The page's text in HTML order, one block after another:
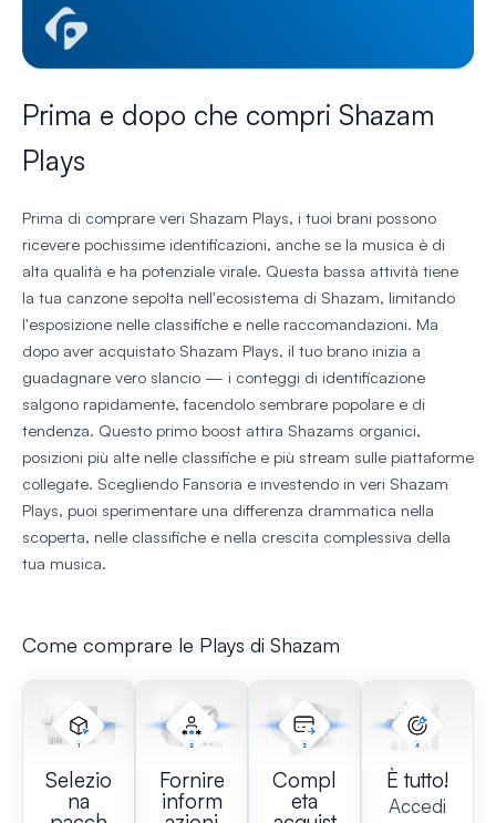
Prima e dopo che compri Shazam
Plays
Prima di comprare veri Shazam Plays, i tuoi brani possono
ricevere pochissime identificazioni, anche se la musica è di
alta qualità e ha potenziale virale. Questa bassa attività tiene
la tua canzone sepolta nell'ecosistema di Shazam, limitando
l'esposizione nelle classifiche e nelle raccomandazioni. Ma
dopo aver acquistato Shazam Plays, il tuo brano inizia a
guadagnare vero slancio — i conteggi di identificazione
salgono rapidamente, facendolo sembrare popolare e di
tendenza. Questo primo boost attira Shazams organici,
posizioni più alte nelle classifiche e più stream sulle piattaforme
collegate. Scegliendo Fansoria e investendo in veri Shazam
Plays, puoi sperimentare una differenza drammatica nella
scoperta, nelle classifiche e nella crescita complessiva della
tua musica.
Come comprare le Plays di Shazam
Selezio
na
Fornire
inform
Compl
eta
È tutto!
Accedi